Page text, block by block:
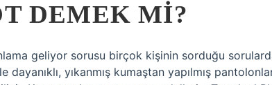
DEMEK MI?
geliyor sorusu birçok kişinin sorduğu
yıkanmış kumaştan yapılmış